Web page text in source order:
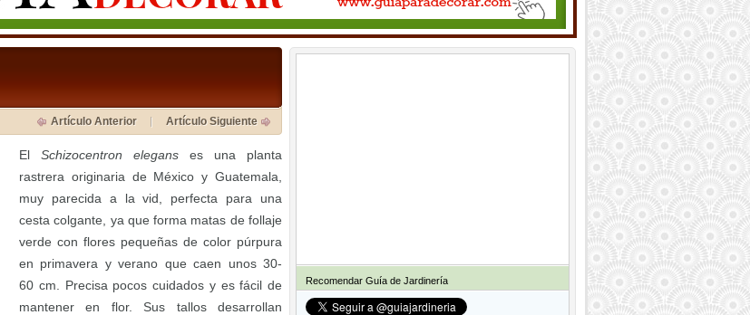
Artículo Anterior Artículo Siguiente
El Schizocentron elegans es una planta
rastrera originaria de México y Guatemala,
muy parecida a la vid, perfecta para una
cesta colgante, ya que forma matas de follaje
verde con flores pequeñas de color púrpura
en primavera y verano que caen unos 30-
60 cm. Precisa pocos cuidados y es fácil de
mantener en flor. Sus tallos desarrollan
Recomendar Guía de Jardinería